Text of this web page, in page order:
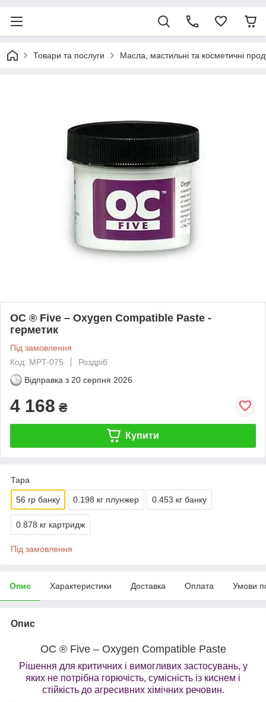
Товари та послуги Масла, мастильні та косметичні
OC ® Five – Oxygen Compatible Paste -
герметик
Під замовлення
Код: MPT-075
Роздріб
Відправка з 20 серпня 2026
4 168 ₴
Купити
Тара
56 гр банку 0.198 кг плунжер 0.453 кг банку
0.878 кг картридж
Під замовлення
Опис Характеристики Доставка Оплата Умови
Опис
OC ® Five – Oxygen Compatible Paste
Рішення для критичних і вимогливих застосувань, у
яких не потрібна горючість, сумісність із киснем і
стійкість до агресивних хімічних речовин.